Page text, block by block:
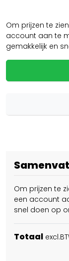
Om prijzen te
account aan te
gemakkelijk en
Om prijzen te
een account
snel doen op
Totaal